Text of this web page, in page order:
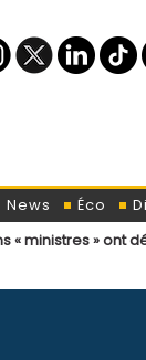
News Éco
déjà reçu la